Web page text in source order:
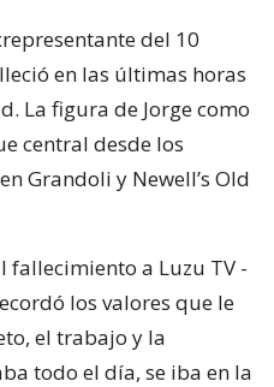
del 10
en las últimas horas
La figura de Jorge como
central desde los
Grandoli y Newell’s Old
fallecimiento a Luzu TV -
los valores que le
el trabajo y la
todo el día, se iba en la